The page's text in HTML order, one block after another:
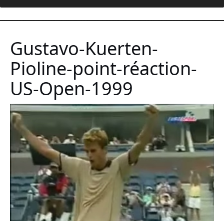
content
Gustavo-Kuerten-
Pioline-point-réaction-
US-Open-1999